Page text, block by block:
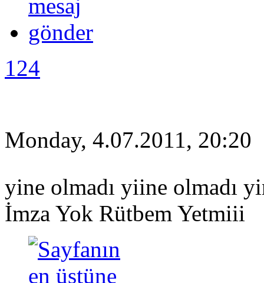
124
Monday, 4.07.2011, 20:20
yine olmadı yiine olmadı
İmza Yok Rütbem Yetmiii